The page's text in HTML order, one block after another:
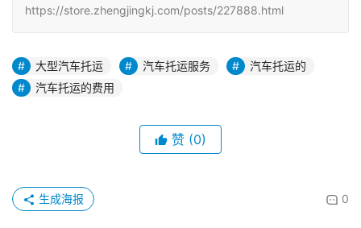
https://store.zhengjingkj.com/posts/227888.html
大型汽车托运 汽车托运服务
汽车托运的
汽车托运的费用
赞 (0)
0
生成海报